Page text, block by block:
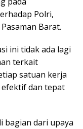
Polri,
Barat.
ini tidak ada lagi
terkait
satuan kerja
dan tepat
bagian dari upaya